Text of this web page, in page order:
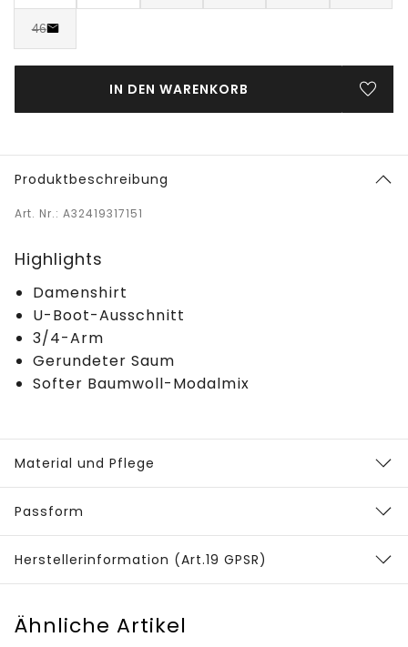
46
IN DEN WARENKORB
Produktbeschreibung
Art. Nr.: A32419317151
Highlights
Damenshirt
U-Boot-Ausschnitt
3/4-Arm
Gerundeter Saum
Softer Baumwoll-Modalmix
Material und Pflege
Passform
Herstellerinformation (Art.19 GPSR)
Ähnliche Artikel